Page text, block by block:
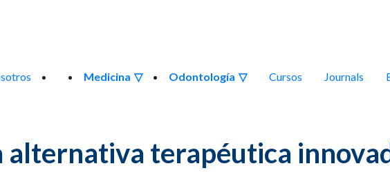
Medicina Odontología Cursos Journals
alternativa terapéutica